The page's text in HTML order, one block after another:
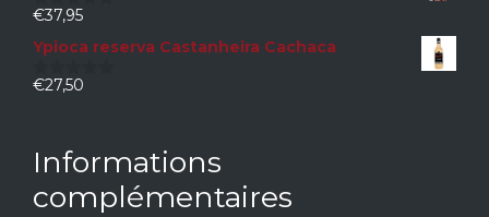
0
5
€37,95
Ypioca reserva Castanheira Cachaca
0
€27,50
Informations
complémentaires